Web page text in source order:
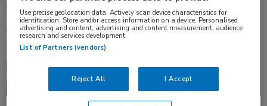
Use precise geolocation data. Actively scan device characteristics for
identification. Store and/or access information on a device. Personalised
advertising and content, advertising and content measurement, audience
research and services development.
List of Partners (vendors)
Reject All I Accept